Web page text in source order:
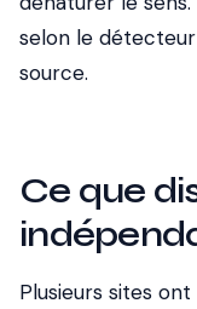
selon le
source.
Ce que
Plusieurs sites